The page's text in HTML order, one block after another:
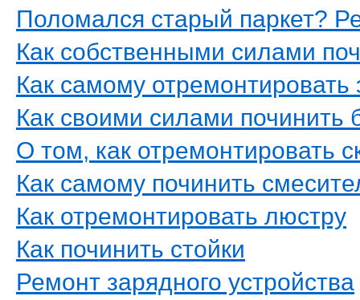
Поломался старый паркет?
Как собственными силами
Как самому
Как своими силами починить
О том, как отремонтировать
Как самому починить
Как отремонтировать люстру
Как починить стойки
Ремонт зарядного устройства